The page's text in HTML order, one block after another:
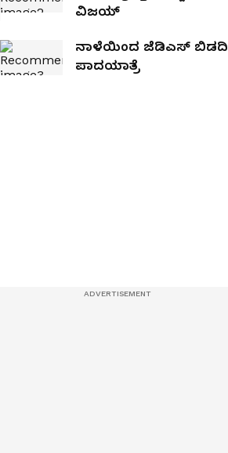
ವಿಜಯ್‌
ನಾಳೆಯಿಂದ ಜೆಡಿಎಸ್‌ ಬಿಡದಿ
ಪಾದಯಾತ್ರೆ